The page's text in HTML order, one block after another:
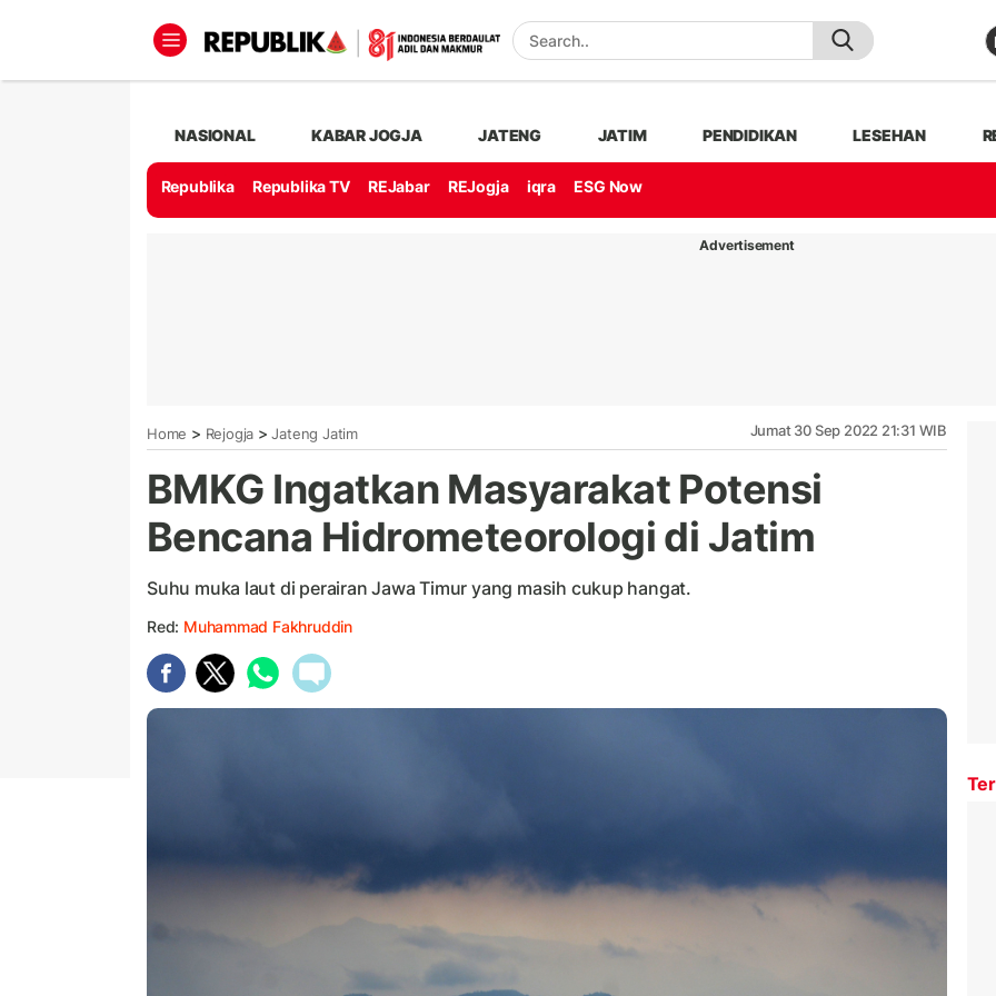
NASIONAL KABAR JOGJA JATENG JATIM PENDIDIKAN LESEHAN
Republika Republika TV REJabar REJogja iqra ESG Now
Advertisement
Home > Rejogja > Jateng Jatim Jumat 30 Sep 2022 21:31 WIB
BMKG Ingatkan Masyarakat Potensi
Bencana Hidrometeorologi di Jatim
Suhu muka laut di perairan Jawa Timur yang masih cukup hangat.
Red: Muhammad Fakhruddin